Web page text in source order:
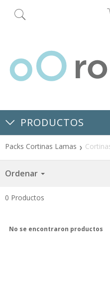
PRODUCTOS
Packs Cortinas Lamas
Ordenar
0 Productos
No se encontraron productos